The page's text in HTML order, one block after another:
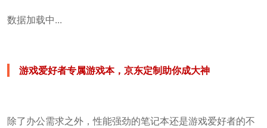
数据加载中...
游戏爱好者专属游戏本，京东定制助你成大神
除了办公需求之外，性能强劲的笔记本还是游戏爱好者的不